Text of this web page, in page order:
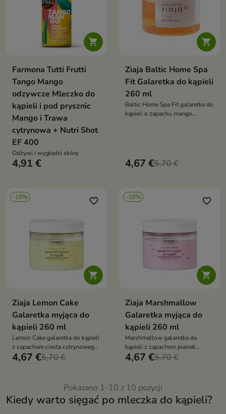

Farmona Tutti Frutti
Tango Mango
odzywcze Mleczko do
kąpieli i pod prysznic
Mango i Trawa
cytrynowa + Nutri Shot
EF 400
Odżywi i wygładzi skórę
4,91 €

Ziaja Baltic Home Spa
Fit Galaretka do kąpieli
260 ml
Baltic Home Spa Fit galaretka do
kąpieli o zapachu mango
4,67 €5,70 €
-18%

favorite_border
Ziaja Lemon Cake
Galaretka myjąca do
kąpieli 260 ml
Lemon Cake galaretka do kąpieli
z zapachem ciasta cytrynowego
tworzy cytrusowo-waniliową
4,67 €5,70 €
-18%

favorite_border
Ziaja Marshmallow
Galaretka myjąca do
kąpieli 260 ml
Marshmallow galaretka do
kąpieli z zapachem pianek
oczyszcza, relaksuje i nadaje
kąpieli
4,67 €5,70 €
Pokazano 1-10 z 10 pozycji
Kiedy warto sięgać po mleczka do kąpieli?